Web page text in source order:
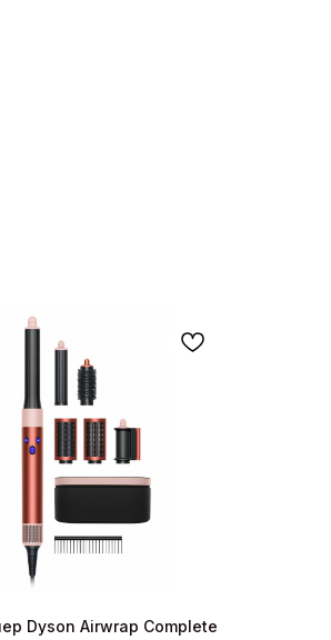
Dyson Airwrap Complete